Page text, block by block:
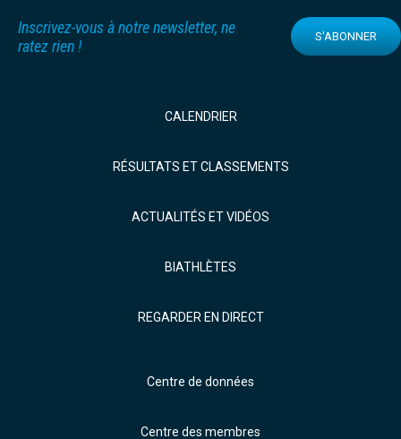
Inscrivez-vous à notre newsletter, ne
ratez rien !
S'ABONNER
CALENDRIER
RÉSULTATS ET CLASSEMENTS
ACTUALITÉS ET VIDÉOS
BIATHLÈTES
REGARDER EN DIRECT
Centre de données
Centre des membres